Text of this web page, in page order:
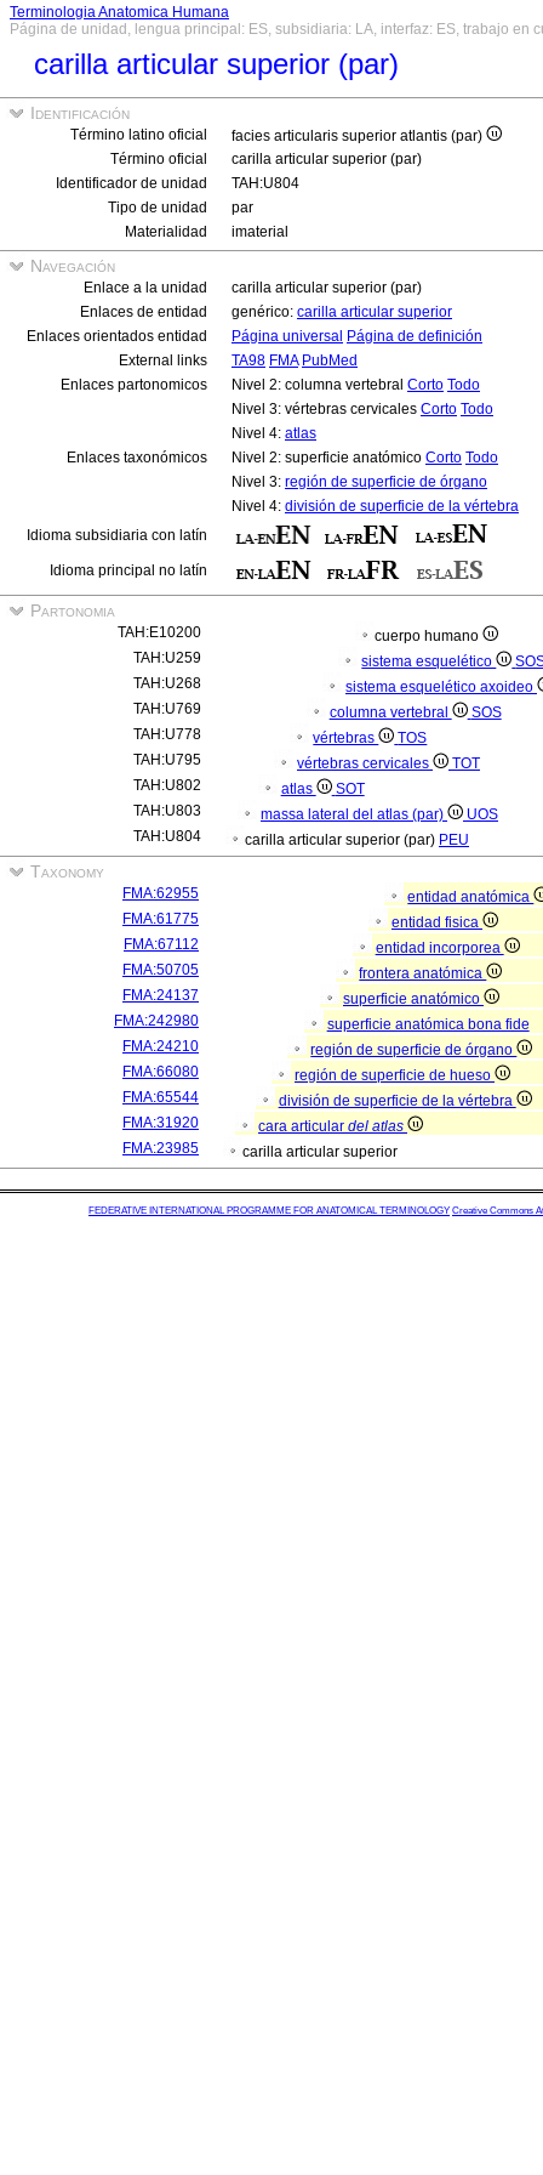
Terminologia Anatomica Humana
Página de unidad, lengua principal: ES, subsidiaria: LA, interfaz: ES, trabajo en
carilla articular superior (par)
Identificación
Término latino oficial
facies articularis superior atlantis (par)
Término oficial
carilla articular superior (par)
Identificador de unidad
TAH:U804
Tipo de unidad
par
Materialidad
imaterial
Navegación
Enlace a la unidad
carilla articular superior (par)
Enlaces de entidad
genérico: carilla articular superior
Enlaces orientados entidad
Página universal Página de definición
External links
TA98 FMA PubMed
Enlaces partonomicos
Nivel 2: columna vertebral Corto Todo
Nivel 3: vértebras cervicales Corto Todo
Nivel 4: atlas
Enlaces taxonómicos
Nivel 2: superficie anatómico Corto Todo
Nivel 3: región de superficie de órgano
Nivel 4: división de superficie de la vértebra
Idioma subsidiaria con latín
Idioma principal no latín
Partonomia
TAH:E10200
cuerpo humano
TAH:U259
sistema esquelético
TAH:U268
sistema esquelético axoideo
TAH:U769
columna vertebral
SOS
TAH:U778
vértebras
TOS
TAH:U795
vértebras cervicales
TOT
TAH:U802
atlas
SOT
TAH:U803
massa lateral del atlas (par)
UOS
TAH:U804
carilla articular superior (par) PEU
Taxonomy
FMA:62955
entidad anatómica
FMA:61775
entidad fisica
FMA:67112
entidad incorporea
FMA:50705
frontera anatómica
FMA:24137
superficie anatómico
FMA:242980
superficie anatómica bona fide
FMA:24210
región de superficie de órgano
FMA:66080
región de superficie de hueso
FMA:65544
división de superficie de la vértebra
FMA:31920
cara articular del atlas
FMA:23985
carilla articular superior
FEDERATIVE INTERNATIONAL PROGRAMME FOR ANATOMICAL TERMINOLOGY Creative Commons